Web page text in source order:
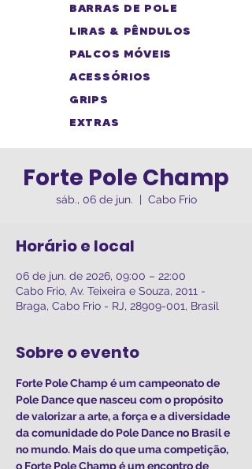
BARRAS DE POLE
LIRAS & PÊNDULOS
PALCOS MÓVEIS
ACESSÓRIOS
GRIPS
EXTRAS
Forte Pole Champ
sáb., 06 de jun.
  |
Cabo Frio
Horário e local
06 de jun. de 2026, 09:00 – 22:00
Cabo Frio, Av. Teixeira e Souza, 2011 -
Braga, Cabo Frio - RJ, 28909-001, Brasil
Sobre o evento
Forte Pole Champ é um campeonato de
Pole Dance que nasceu com o propósito
de valorizar a arte, a força e a diversidade
da comunidade do Pole Dance no Brasil e
no mundo. Mais do que uma competição,
o Forte Pole Champ é um encontro de